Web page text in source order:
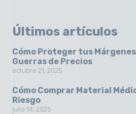
Últimos artículos
Cómo Proteger tus
Guerras de Precios
octubre 21, 2025
Cómo Comprar Material
Riesgo
julio 14, 2025